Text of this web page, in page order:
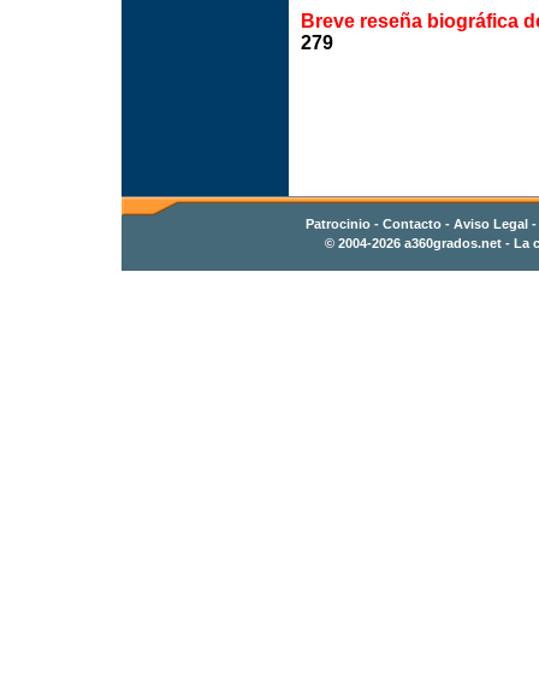
Breve reseña biográfica
279
Patrocinio- Contacto- Aviso Legal -
© 2004-2026 a360grados.net- La